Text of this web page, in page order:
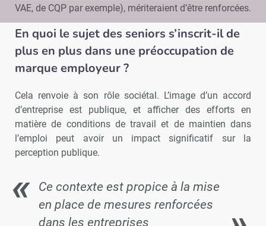
VAE, de CQP par exemple), mériteraient d’être renforcées.
En quoi le sujet des seniors s’inscrit-il de
plus en plus dans une préoccupation de
marque employeur ?
Cela renvoie à son rôle sociétal. L’image d’un accord
d’entreprise est publique, et afficher des efforts en
matière de conditions de travail et de maintien dans
l’emploi peut avoir un impact significatif sur la
perception publique.
Ce contexte est propice à la mise
en place de mesures renforcées
dans les entreprises